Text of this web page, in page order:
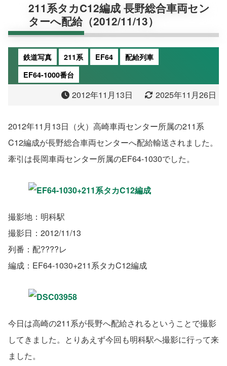
211系タカC12編成 長野総合車両セン
ターへ配給（2012/11/13）
鉄道写真 211系 EF64
配給列車
EF64-1000番台
2012年11月13日 2025年11月26日
2012年11月13日（火）高崎車両センター所属の211系
C12編成が長野総合車両センターへ配給輸送されました。
牽引は長岡車両センター所属のEF64-1030でした。
撮影地：明科駅
撮影日：2012/11/13
列番：配????レ
編成：EF64-1030+211系タカC12編成
今日は高崎の211系が長野へ配給されるということで撮影
してきました。とりあえず今回も明科駅へ撮影に行って来
ました。